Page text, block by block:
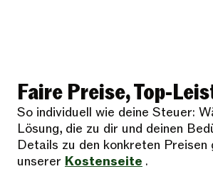
Faire Preise, Top-
So individuell wie deine Steuer:
Lösung, die zu dir und deinen
Details zu den konkreten Preisen
unserer Kostenseite .